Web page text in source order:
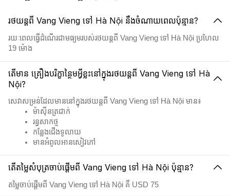
រថយន្តពី Vang Vieng ទៅ Hà Nội នឹងចំណាយពេលប៉ុន្មាន?
រយៈពេលធ្វើដំណើរជាមធ្យមរបស់រថយន្តពី Vang Vieng ទៅ Hà Nội ប្រហែល
19 ម៉ោង
តើមាន គ្រឿងបរិក្ខាន្ថៃមអ្វីខ្លះនៅក្នុងរថយន្តពី Vang Vieng ទៅ Hà
Nội?
សេវាសម្រន់ដែលមាននៅក្នុងរថយន្តពី Vang Vieng ទៅ Hà Nội មាន៖
ម៉ាស៊ីនត្រជាក់
រន្ធសាកថ្ម
កន្លែងជើងទូលាយ
មានអំពូលអានសៀវភៅ
តើតម្លៃសំបុត្រចាប់ផ្តើមពី Vang Vieng ទៅ Hà Nội ប៉ុន្មាន?
តម្លៃចាប់ផ្តើមពី Vang Vieng ទៅ Hà Nội គឺ USD 75